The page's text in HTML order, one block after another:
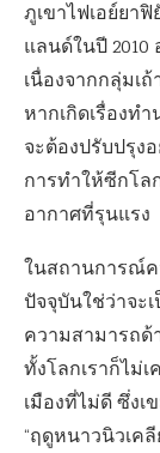
ภูเขาไฟเอย์ยา
แลนด์ในปี
เนื่องจากกลุ่มเ
หากเกิดเรื่องท
จะต้องปรับปรุง
การทำให้ซีกโล
อากาศที่รุนแรง
ในสถานการณ์ค
ปัจจุบันใช่ว่าจะ
ความสามารถด้
ทั้งโลกเราก็ไม่
เมืองที่ไม่ดี ซึ่งเ
“ฤดูหนาวนิวเค